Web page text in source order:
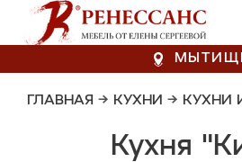
ГЛАВНАЯ → КУХНИ → КУХНИ
Кухня